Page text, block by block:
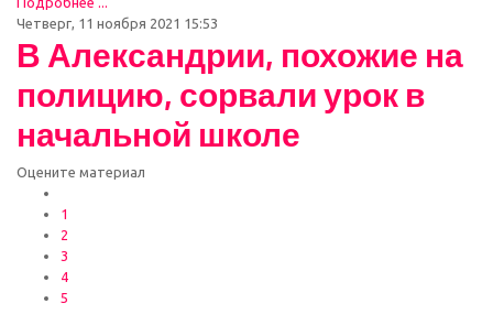
Четверг, 11 ноября 2021 15:53
В Александрии, похожие на
полицию, сорвали урок в
начальной школе
Оцените материал
1
2
3
4
5